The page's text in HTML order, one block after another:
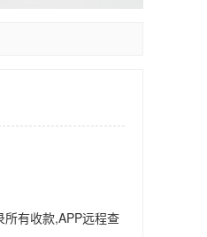
有收款,APP远程查